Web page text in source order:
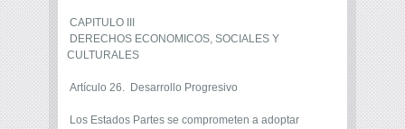
CAPITULO III
DERECHOS ECONOMICOS, SOCIALES Y
CULTURALES
Artículo 26. Desarrollo Progresivo
Los Estados Partes se comprometen a adoptar